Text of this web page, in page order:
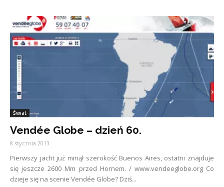
Świat
Vendée Globe – dzień 60.
8 stycznia 2013
Pierwszy jacht już minął szerokość Buenos Aires, ostatni znajduje
się jeszcze 2600 Mm przed Hornem. / www.vendeeglobe.org Co
dzieje się na scenie Vendée Globe? Dziś...